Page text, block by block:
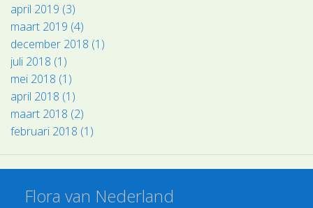
april 2019 (3)
maart 2019 (4)
december 2018 (1)
juli 2018 (1)
mei 2018 (1)
april 2018 (1)
maart 2018 (2)
februari 2018 (1)
Flora van Nederland